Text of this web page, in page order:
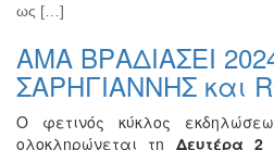
ως […]
ΑΜΑ ΒΡΑΔΙΑΣΕΙ
ΣΑΡΗΓΙΑΝΝΗΣ και
Ο φετινός κύκλος
ολοκληρώνεται τη Δευτέρα 2